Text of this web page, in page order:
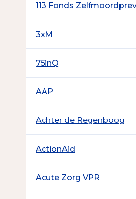
113 Fonds
3xM
75inQ
AAP
Achter de Regenboog
ActionAid
Acute Zorg VPR